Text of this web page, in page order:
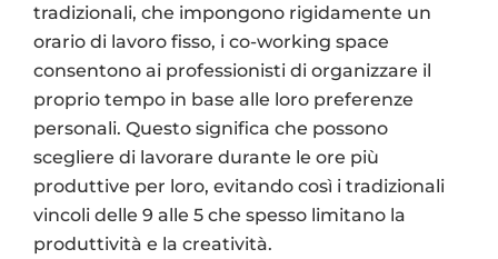
tradizionali, che impongono rigidamente un
orario di lavoro fisso, i co-working space
consentono ai professionisti di organizzare il
proprio tempo in base alle loro preferenze
personali. Questo significa che possono
scegliere di lavorare durante le ore più
produttive per loro, evitando così i tradizionali
vincoli delle 9 alle 5 che spesso limitano la
produttività e la creatività.